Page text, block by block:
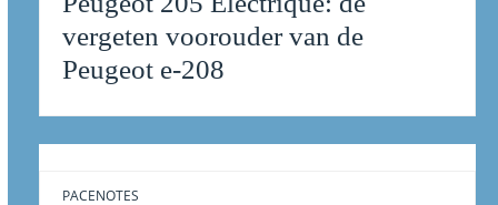
vergeten voorouder van de
Peugeot e-208
PACENOTES